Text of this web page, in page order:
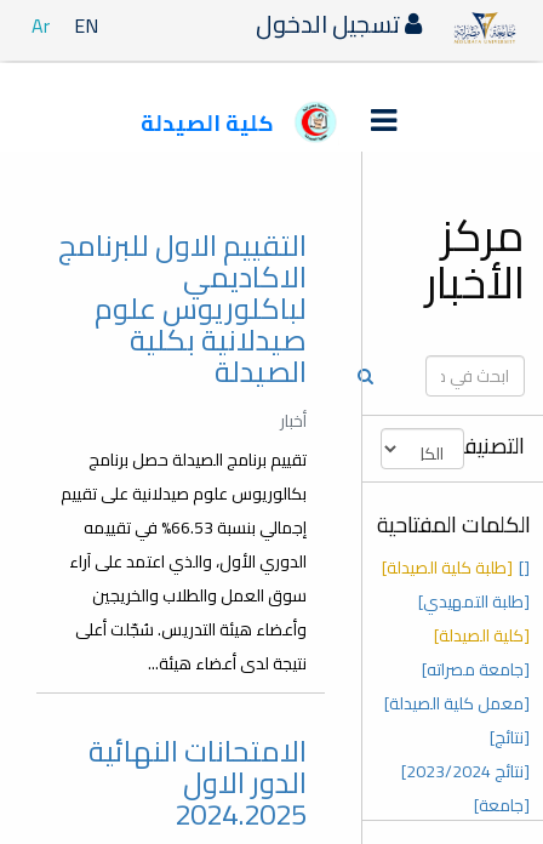
Ar EN تسجيل الدخول
كلية الصيدلة
مركز
الأخبار
التصنيفات
الكلمات المفتاحية
[] [طلبة كلية الصيدلة]
[طلبة التمهيدي]
[كلية الصيدلة]
[جامعة مصراته]
[معمل كلية الصيدلة]
[نتائج]
[نتائج 2023/2024]
[جامعة]
التقييم الاول للبرنامج
الاكاديمي
لباكلوريوس علوم
صيدلانية بكلية
الصيدلة
أخبار
تقييم برنامج الصيدلة حصل برنامج
بكالوريوس علوم صيدلانية على تقييم
إجمالي بنسبة 66.53% في تقييمه
الدوري الأول، والذي اعتمد على آراء
سوق العمل والطلاب والخريجين
وأعضاء هيئة التدريس. سُجّلت أعلى
نتيجة لدى أعضاء هيئة...
الامتحانات النهائية
الدور الاول
2024.2025